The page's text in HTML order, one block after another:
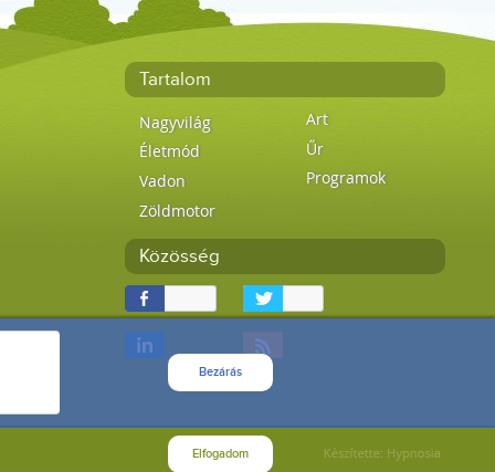
Bezárás
Elfogadom
Tartalom
Nagyvilág
Életmód
Vadon
Zöldmotor
Art
Űr
Programok
Közösség